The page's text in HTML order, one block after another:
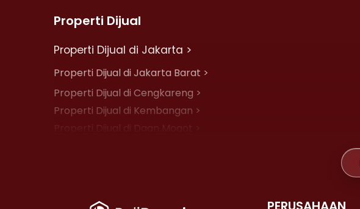
Properti Dijual
Properti Dijual di Jakarta >
Properti Dijual di Jakarta Barat >
Properti Dijual di Cengkareng >
Properti Dijual di Kembangan >
Properti Dijual di Daan Mogot >